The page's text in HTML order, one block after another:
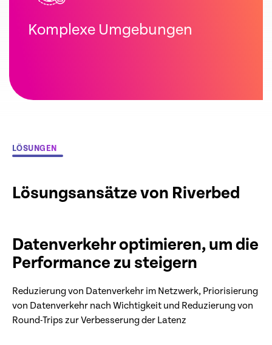
Komplexe Umgebungen
LÖSUNGEN
Lösungsansätze von Riverbed
Datenverkehr optimieren, um die
Performance zu steigern
Reduzierung von Datenverkehr im Netzwerk, Priorisierung
von Datenverkehr nach Wichtigkeit und Reduzierung von
Round-Trips zur Verbesserung der Latenz